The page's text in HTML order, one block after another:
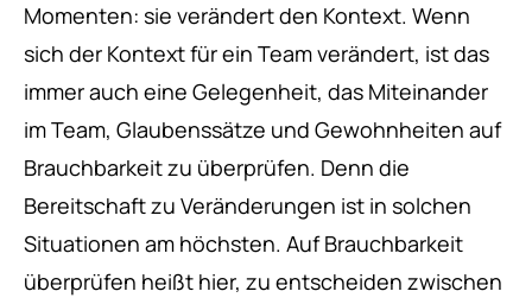
Momenten: sie verändert den Kontext. Wenn
sich der Kontext für ein Team verändert, ist das
immer auch eine Gelegenheit, das Miteinander
im Team, Glaubenssätze und Gewohnheiten auf
Brauchbarkeit zu überprüfen. Denn die
Bereitschaft zu Veränderungen ist in solchen
Situationen am höchsten. Auf Brauchbarkeit
überprüfen heißt hier, zu entscheiden zwischen